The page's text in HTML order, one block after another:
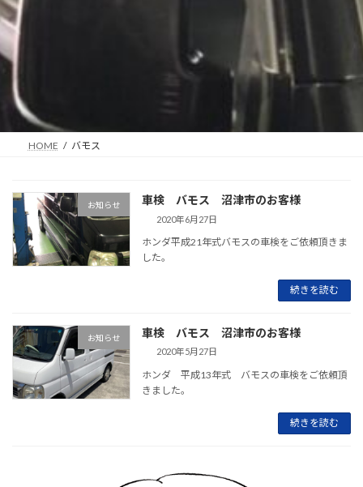
HOME バモス
お知らせ 車検 バモス 沼津市のお客様
2020年6月27日
ホンダ平成21年式バモスの車検をご依頼頂きま
した。
続きを読む
お知らせ 車検 バモス 沼津市のお客様
2020年5月27日
ホンダ 平成13年式 バモスの車検をご依頼頂
きました。
続きを読む